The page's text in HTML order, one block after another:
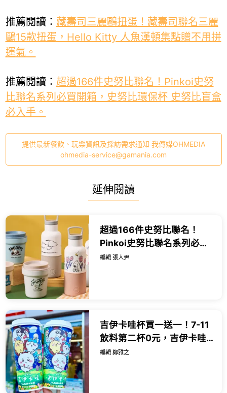
推薦閱讀： 藏壽司三麗鷗扭蛋！藏壽司聯名三麗
鷗15款扭蛋，Hello Kitty 人魚漢頓集點贈不用拼
運氣。
推薦閱讀： 超過166件史努比聯名！Pinkoi史努
比聯名系列必買開箱，史努比環保杯 史努比盲盒
必入手。
提供最新餐飲、玩樂資訊及採訪需求通知 我傳媒OHMEDIA
ohmedia-service@gamania.com
延伸閱讀
超過166件史努比聯名！
Pinkoi史努比聯名系列必買
開箱，史努比環保杯 史努比
編輯 張人尹
吉伊卡哇杯買一送一！7-11
飲料第二杯0元，吉伊卡哇
加價購27款超萌。
編輯 鄭雅之